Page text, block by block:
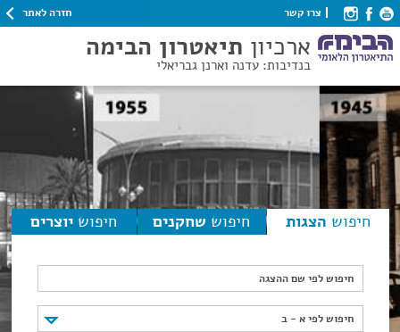
צרו קשר חזרה לאתר
ארכיון תיאטרון הבימה
בנדיבות: עדנה וארנן גבריאלי
חיפוש הצגות חיפוש שחקנים חיפוש יוצרים
חיפוש לפי שם ההצגה
חיפוש לפי א - ב
חיפוש לפי א - ב